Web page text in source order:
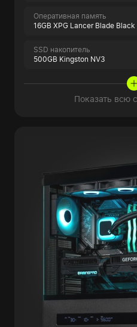
Оперативная память
16GB XPG Lancer Blade Black
SSD накопитель
500GB Kingston NV3
Показать всю